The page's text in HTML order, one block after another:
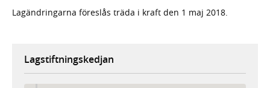
Lagändringarna föreslås träda i kraft den 1 maj 2018.
Lagstiftningskedjan